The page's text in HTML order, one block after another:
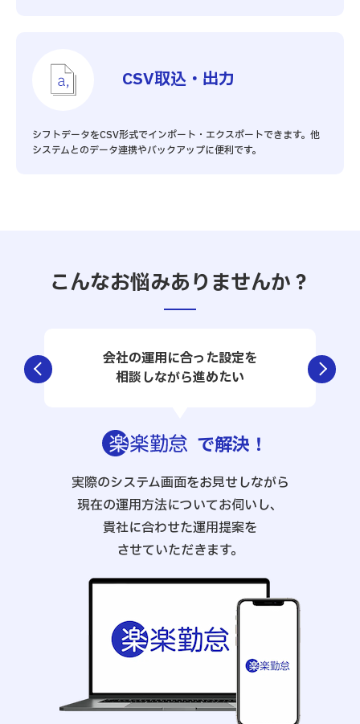
CSV取込・出力
シフトデータをCSV形式でインポート・エクスポートできます。他
システムとのデータ連携やバックアップに便利です。
こんなお悩みありませんか？
で解決 ！
会社の運用に合った設定を
相談しながら進めたい
実際のシステム画面をお見せしながら
現在の運用方法についてお伺いし、
貴社に合わせた運用提案を
させていただきます。